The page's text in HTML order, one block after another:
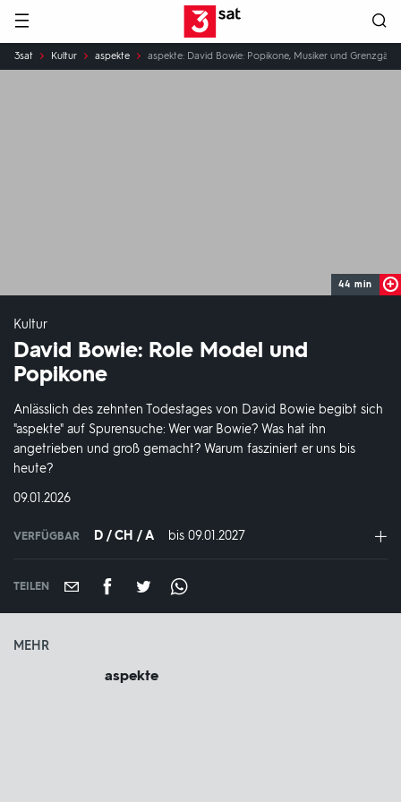
Hauptnavigation 3SAT
Sie
sind
3sat Kultur aspekte aspekte: David Bowie: Popikone, Musiker und
44 min
Kultur
David Bowie: Role Model und
Popikone
Anlässlich des zehnten Todestages von David Bowie begibt sich
"aspekte" auf Spurensuche: Wer war Bowie? Was hat ihn
angetrieben und groß gemacht? Warum fasziniert er uns bis
heute?
DATUM:
09.01.2026
VERFÜGBAR D / CH / A bis 09.01.2027
TEILEN
MEHR
aspekte